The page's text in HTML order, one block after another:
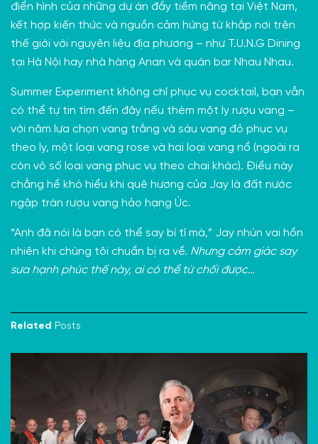
điển hình của những dự án đầy tiềm năng tại Việt Nam,
kết hợp kiến thức và nguồn cảm hứng từ khắp nơi trên
thế giới với nguyên liệu địa phương – như T.U.N.G Dining
tại Hà Nội hay nhà hàng Anan và quán bar Nhau Nhau.
Summer Experiment không chỉ phục vụ cocktail, bạn vẫn
có thể tự tin tìm đến đây nếu thèm một ly rượu vang –
với năm lựa chọn vang trắng và sáu vang đỏ phục vụ
theo ly, một loại vang rose và hai loại vang nổ (ngoài ra
còn vô số loại vang phục vụ theo chai khác). Điều này
chẳng hề khó hiểu khi quê hương của Jay là đất nước
ngập tràn rượu vang hảo hạng Úc.
“Anh đã nói là bạn có thể say bí tỉ mà,” Jay nhún vai hồn
nhiên khi chúng tôi chuẩn bị ra về. Nhưng cảm giác say
sưa hạnh phúc thế này, ai có thể từ chối được…
Related Posts